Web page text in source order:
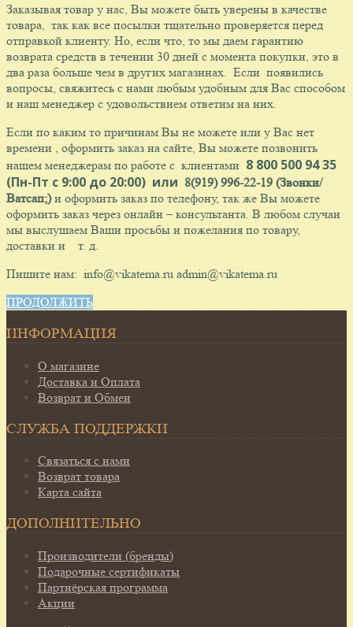
Заказывая товар у нас, Вы можете быть уверены в качестве
товара, так как все посылки тщательно проверяется перед
отправкой клиенту. Но, если что, то мы даем гарантию
возврата средств в течении 30 дней с момента покупки, это в
два раза больше чем в других магазинах. Если появились
вопросы, свяжитесь с нами любым удобным для Вас способом
и наш менеджер с удовольствием ответим на них.
Если по каким то причинам Вы не можете или у Вас нет
времени , оформить заказ на сайте, Вы можете позвонить
нашем менеджерам по работе с клиентами 8 800 500 94 35
(Пн-Пт с 9:00 до 20:00) или 8(919) 996-22-19 (Звонки/
Ватсап;)и оформить заказ по телефону, так же Вы можете
оформить заказ через онлайн – консультанта. В любом случаи
мы выслушаем Ваши просьбы и пожелания по товару,
доставки и т. д.
Пишите нам: info@vikatema.ru admin@vikatema.ru
ПРОДОЛЖИТЬ
ИНФОРМАЦИЯ
О магазине
Доставка и Оплата
Возврат и Обмен
СЛУЖБА ПОДДЕРЖКИ
Связаться с нами
Возврат товара
Карта сайта
ДОПОЛНИТЕЛЬНО
Производители (бренды)
Подарочные сертификаты
Партнёрская программа
Акции